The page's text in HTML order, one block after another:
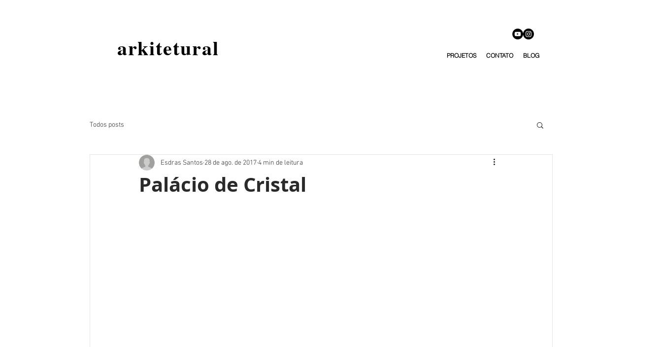
arkitetural PROJETOS CONTATO BLOG
Todos posts
Palácio de Cristal
Esdras Santos 28 de ago. de 20174 min de leitura